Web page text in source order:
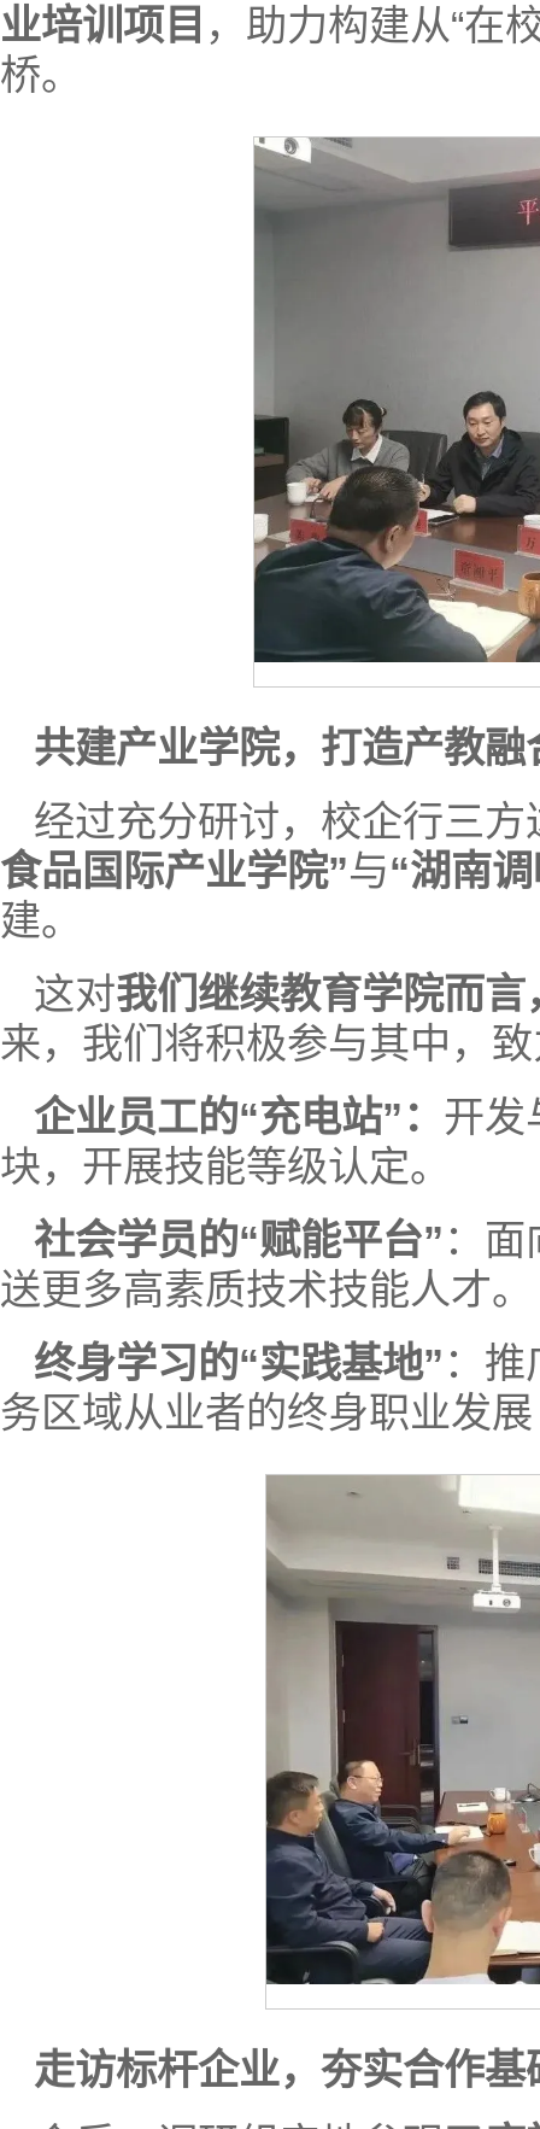
业培训项目 ，助力构建从“在
桥。
共建产业学院，打造产教融
经过充分研讨，校企行三
食品国际产业学院”与“湖南
建。
这对我们继续教育学院而
来，我们将积极参与其中，
企业员工的“充电站”： 开发
块，开展技能等级认定。
社会学员的“赋能平台” ：
送更多高素质技术技能人才。
终身学习的“实践基地” ：推
务区域从业者的终身职业发展
走访标杆企业，夯实合作基